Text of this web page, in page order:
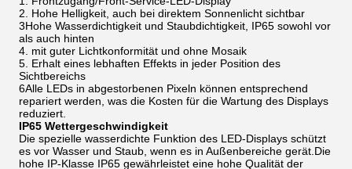
2. Hohe Helligkeit, auch bei direktem Sonnenlicht sichtbar
3Hohe Wasserdichtigkeit und Staubdichtigkeit, IP65 sowohl vor
als auch hinten
4. mit guter Lichtkonformität und ohne Mosaik
5. Erhalt eines lebhaften Effekts in jeder Position des
Sichtbereichs
6Alle LEDs in abgestorbenen Pixeln können entsprechend
repariert werden, was die Kosten für die Wartung des Displays
reduziert.
IP65 Wettergeschwindigkeit
Die spezielle wasserdichte Funktion des LED-Displays schützt
es vor Wasser und Staub, wenn es in Außenbereiche gerät.Die
hohe IP-Klasse IP65 gewährleistet eine hohe Qualität der